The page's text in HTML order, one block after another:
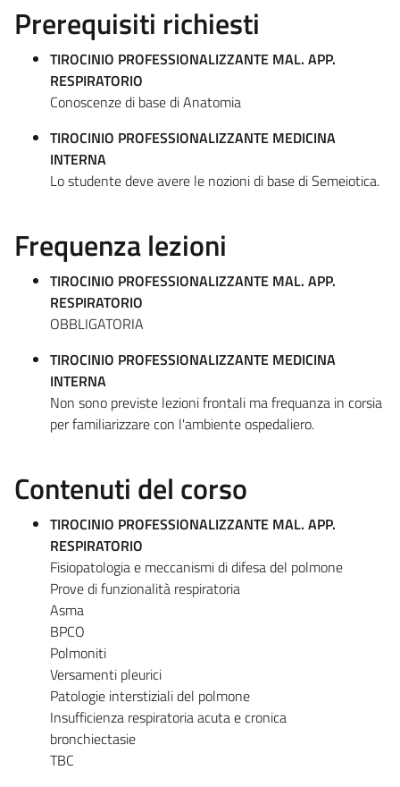
Prerequisiti richiesti
TIROCINIO PROFESSIONALIZZANTE MAL. APP.
RESPIRATORIO
Conoscenze di base di Anatomia
TIROCINIO PROFESSIONALIZZANTE MEDICINA
INTERNA
Lo studente deve avere le nozioni di base di Semeiotica.
Frequenza lezioni
TIROCINIO PROFESSIONALIZZANTE MAL. APP.
RESPIRATORIO
OBBLIGATORIA
TIROCINIO PROFESSIONALIZZANTE MEDICINA
INTERNA
Non sono previste lezioni frontali ma frequanza in corsia
per familiarizzare con l'ambiente ospedaliero.
Contenuti del corso
TIROCINIO PROFESSIONALIZZANTE MAL. APP.
RESPIRATORIO
Fisiopatologia e meccanismi di difesa del polmone
Prove di funzionalità respiratoria
Asma
BPCO
Polmoniti
Versamenti pleurici
Patologie interstiziali del polmone
Insufficienza respiratoria acuta e cronica
bronchiectasie
TBC